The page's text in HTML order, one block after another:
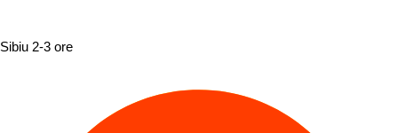
Sibiu 2-3 ore